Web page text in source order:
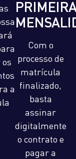
a
PRIMEIRA
Com o
processo de
matrícula
finalizado,
basta
assinar
digitalmente
o contrato e
pagar a